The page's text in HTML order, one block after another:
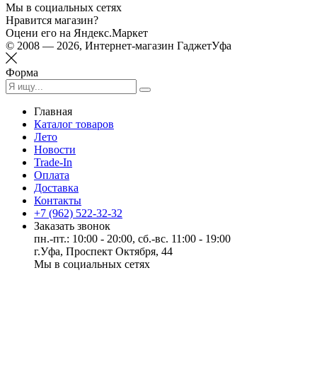
Мы в социальных сетях
Нравится магазин?
Оцени его на Яндекс.Маркет
© 2008 — 2026, Интернет-магазин ГаджетУфа
Форма
Главная
Каталог товаров
Лето
Новости
Trade-In
Оплата
Доставка
Контакты
+7 (962) 522-32-32
Заказать звонок
пн.-пт.: 10:00 - 20:00, сб.-вс. 11:00 - 19:00
г.Уфа, Проспект Октября, 44
Мы в социальных сетях